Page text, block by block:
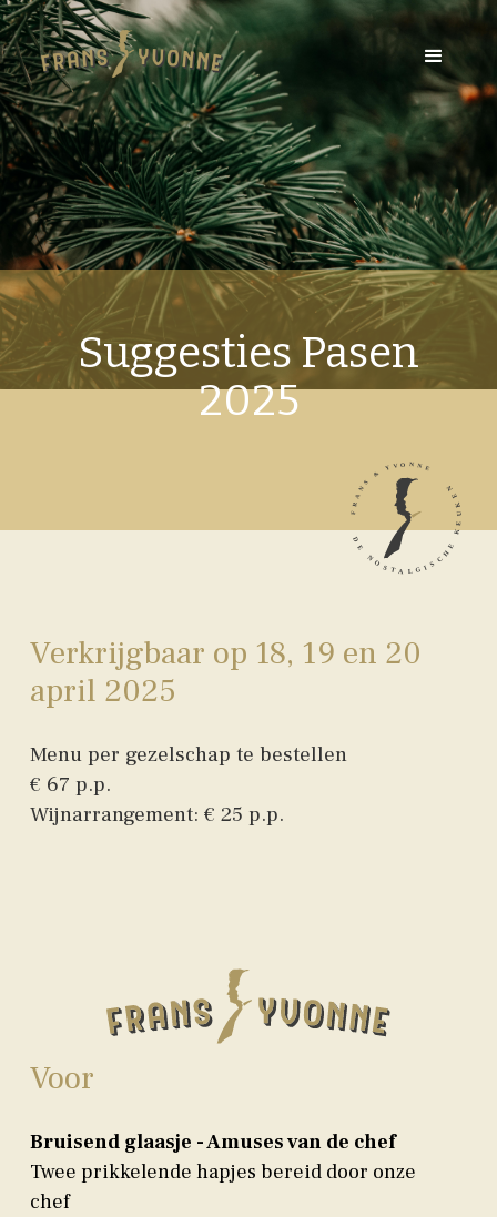
Suggesties Pasen
2025
Verkrijgbaar op 18, 19 en 20
april 2025
Menu per gezelschap te bestellen
€ 67 p.p.
Wijnarrangement: € 25 p.p.
Voor
Bruisend glaasje - Amuses van de chef
Twee prikkelende hapjes bereid door onze
chef